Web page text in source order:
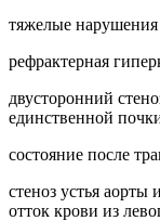
тяжелые
рефрактерная
двусторонний
единственной
состояние после
стеноз устья
отток крови из